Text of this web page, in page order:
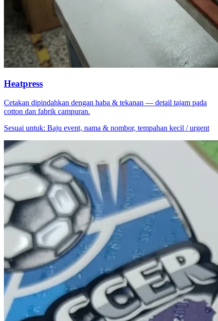
Heatpress
Cetakan dipindahkan dengan haba & tekanan — detail tajam pada
cotton dan fabrik campuran.
Sesuai untuk: Baju event, nama & nombor, tempahan kecil / urgent